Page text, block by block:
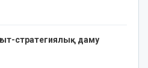
стратегиялық даму